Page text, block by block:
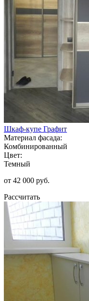
Шкаф-купе Графит
Материал фасада:
Комбинированный
Цвет:
Темный
от 42 000 руб.
Рассчитать